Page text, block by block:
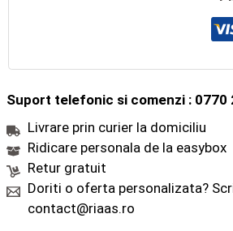
Suport telefonic si comenzi : 0770
Livrare prin curier la domiciliu
Ridicare personala de la easybox
Retur gratuit
Doriti o oferta personalizata?
contact@riaas.ro